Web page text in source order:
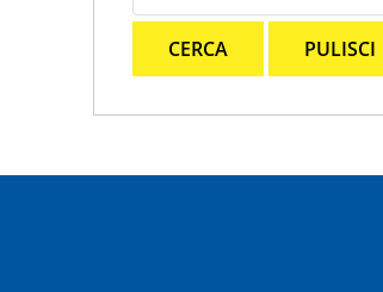
CERCA PULISCI